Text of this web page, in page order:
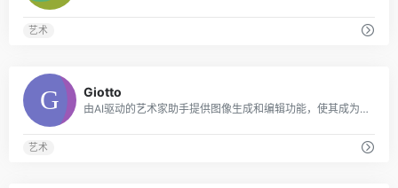
艺术
Giotto
由AI驱动的艺术家助手提供图像生成和编辑功能，使其成为艺术家和创意人员的宝贵工具。
艺术